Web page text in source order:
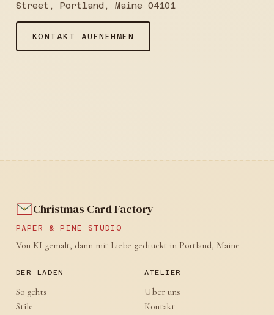
Street, Portland, Maine 04101
KONTAKT AUFNEHMEN
Christmas Card Factory
PAPER & PINE STUDIO
Von KI gemalt, dann mit Liebe gedruckt in Portland, Maine
DER LADEN
So gehts
Stile
ATELIER
Uber uns
Kontakt